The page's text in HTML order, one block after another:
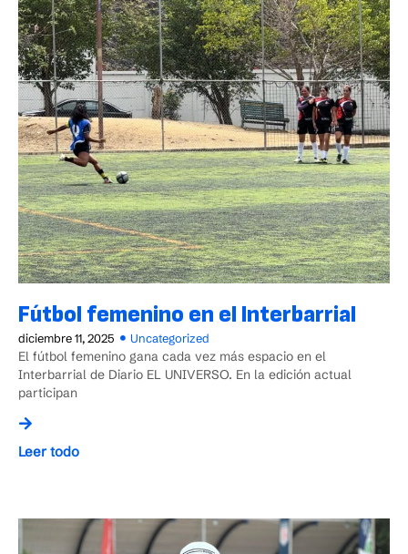
Fútbol femenino en el Interbarrial
diciembre 11, 2025 Uncategorized
El fútbol femenino gana cada vez más espacio en el
Interbarrial de Diario EL UNIVERSO. En la edición actual
participan
Leer todo